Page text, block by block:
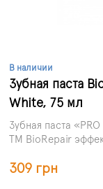
В наличии
Зубная паста
White, 75 мл
Зубная паста
ТМ BioRepair
целостности
309 грн